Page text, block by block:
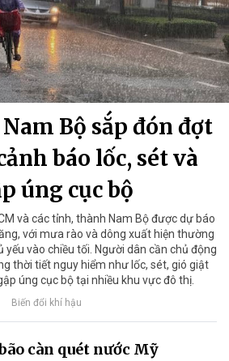
Bộ sắp đón đợt
báo lốc, sét và
úng cục bộ
và các tỉnh, thành Nam Bộ được dự báo
với mưa rào và dông xuất hiện thường
vào chiều tối. Người dân cần chủ động
thời tiết nguy hiểm như lốc, sét, gió giật
úng cục bộ tại nhiều khu vực đô thị.
Biến đổi khí hậu
càn quét nước Mỹ